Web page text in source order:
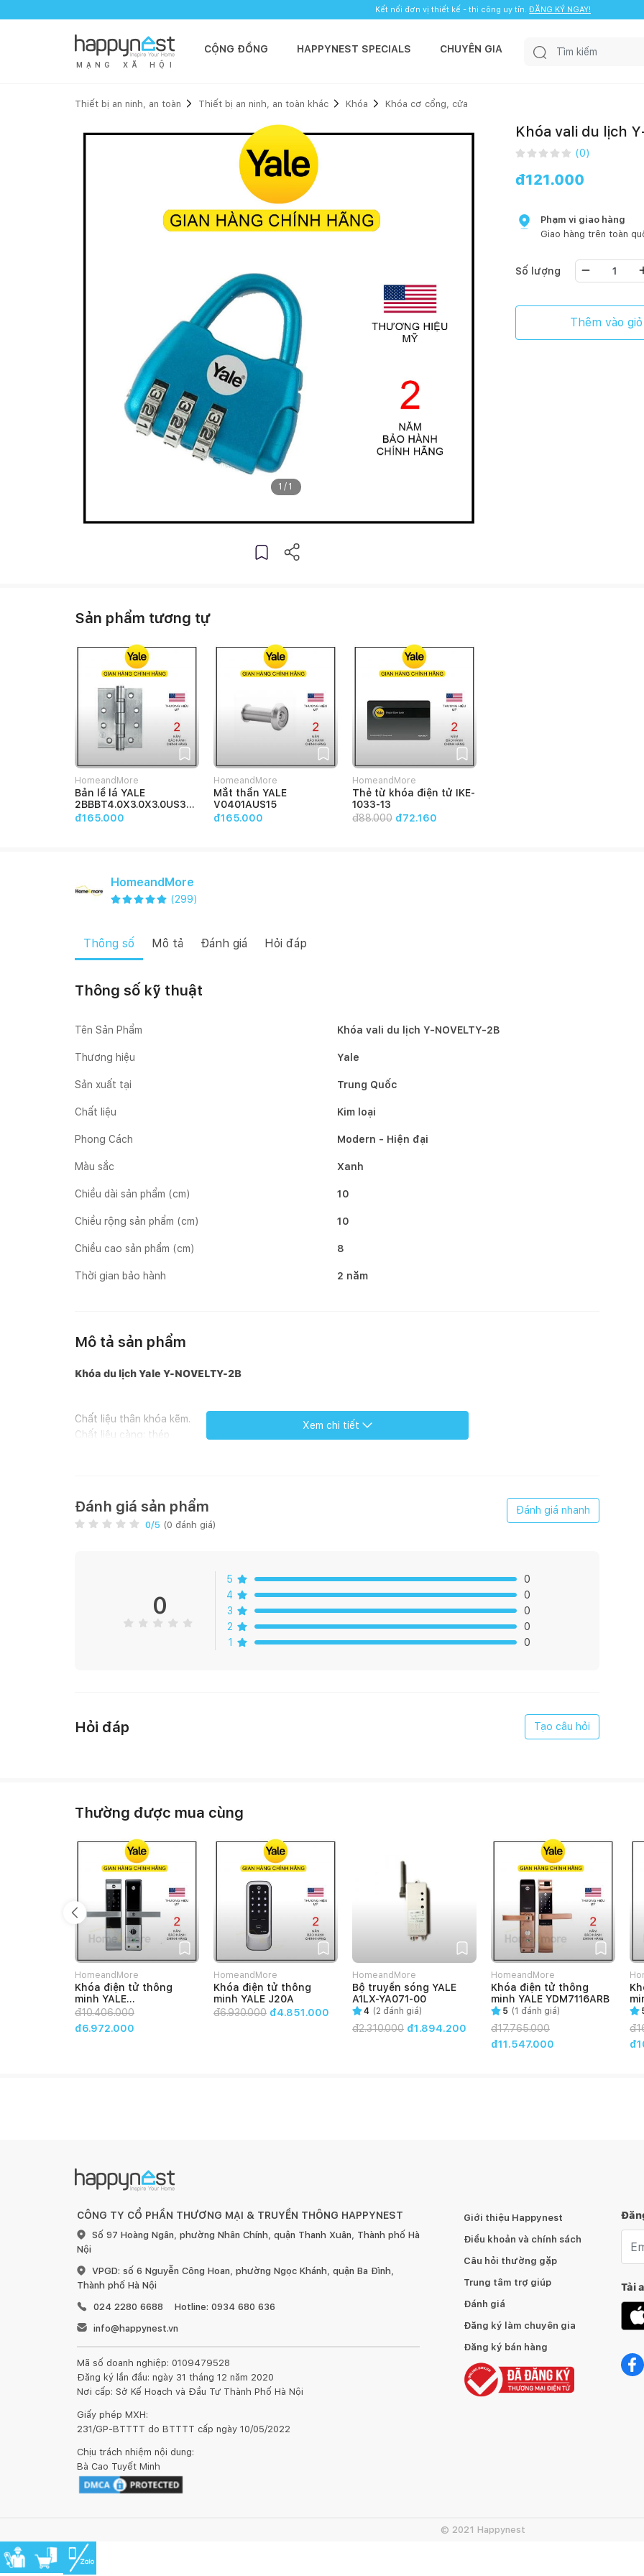
Kết nối đơn vị thiết kế - thi công uy tín. ĐĂNG KÝ NGAY!
M Ạ N G X Ã H Ộ I
CỘNG ĐỒNG HAPPYNEST SPECIALS CHUYÊN GIA
Thiết bị an ninh, an toàn Thiết bị an ninh, an toàn khác Khóa Khóa cơ cổng, cửa
1 / 1
Khóa vali du lịch
(0)
đ121.000
Phạm vi giao hàng
Giao hàng trên toàn
Số lượng
Thêm vào giỏ
Sản phẩm tương tự
HomeandMore
Bản lề lá YALE
2BBBT4.0X3.0X3.0US32
D
đ165.000
HomeandMore
Mắt thần YALE
V0401AUS15
đ165.000
HomeandMore
Thẻ từ khóa điện tử IKE-
1033-13
đ88.000 đ72.160
HomeandMore
(299)
Thông số Mô tả Đánh giá Hỏi đáp
Thông số kỹ thuật
Tên Sản Phẩm Khóa vali du lịch Y-NOVELTY-2B
Thương hiệu Yale
Sản xuất tại Trung Quốc
Chất liệu Kim loại
Phong Cách Modern - Hiện đại
Màu sắc Xanh
Chiều dài sản phẩm (cm) 10
Chiều rộng sản phẩm (cm) 10
Chiều cao sản phẩm (cm) 8
Thời gian bảo hành 2 năm
Mô tả sản phẩm
Khóa du lịch Yale Y-NOVELTY-2B
Chất liệu thân khóa kẽm.
Chất liệu càng: thép
Kích thước :23mm
Số lượng vòng quay: 3
Xem chi tiết
Đánh giá sản phẩm
0/5 (0 đánh giá)
Đánh giá nhanh
0
5
0
4
0
3
0
2
0
1
0
Hỏi đáp Tạo câu hỏi
Thường được mua cùng
HomeandMore
Khóa điện tử thông
minh YALE
YDM3109+Silver
đ10.406.000
đ6.972.000
HomeandMore
Khóa điện tử thông
minh YALE J20A
đ6.930.000 đ4.851.000
HomeandMore
Bộ truyền sóng YALE
A1LX-YA071-00
4 (2 đánh giá)
đ2.310.000 đ1.894.200
HomeandMore
Khóa điện tử thông
minh YALE YDM7116ARB
5 (1 đánh giá)
đ17.765.000
đ11.547.000
đ
CÔNG TY CỔ PHẦN THƯƠNG MẠI & TRUYỀN THÔNG HAPPYNEST
Số 97 Hoàng Ngân, phường Nhân Chính, quận Thanh Xuân, Thành phố Hà
Nội
VPGD: số 6 Nguyễn Công Hoan, phường Ngọc Khánh, quận Ba Đình,
Thành phố Hà Nội
024 2280 6688
Hotline: 0934 680 636
info@happynest.vn
Mã số doanh nghiệp: 0109479528
Đăng ký lần đầu: ngày 31 tháng 12 năm 2020
Nơi cấp: Sở Kế Hoạch và Đầu Tư Thành Phố Hà Nội
Giấy phép MXH:
231/GP-BTTTT do BTTTT cấp ngày 10/05/2022
Chịu trách nhiệm nội dung:
Bà Cao Tuyết Minh
Giới thiệu Happynest
Điều khoản và chính sách
Câu hỏi thường gặp
Trung tâm trợ giúp
Đánh giá
Đăng ký làm chuyên gia
Đăng ký bán hàng
Tải
© 2021 Happynest